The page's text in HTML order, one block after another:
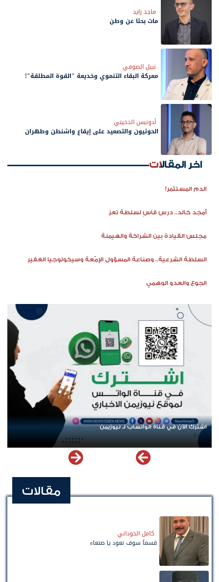
ماجد زايد
مات بحثًا عن وطن
نبيل الصوفي
معركة البقاء التنموي وخديعة "القوة المطلقة"!
أدونيس الدخيني
الحوثيون والتصعيد على إيقاع واشنطن وطهران
اخر المقالات
الدم المستثمر!
أمجد خالد.. درس قاسٍ لسلطة تعز
مجلس القيادة بين الشراكة والهيمنة
السلطة الشرعية.. وصناعة المسؤول الإمّعة وسيكولوجيا الغفير
الجوع والعدو الوهمي
اشترك الآن في قناة الواتساب لـ نيوزيمن
مقالات
كامل الخوداني
قسماً سوف نعود يا صنعاء